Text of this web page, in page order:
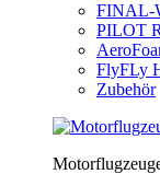
FINAL-
PILOT
FlyFLy
Zubehör